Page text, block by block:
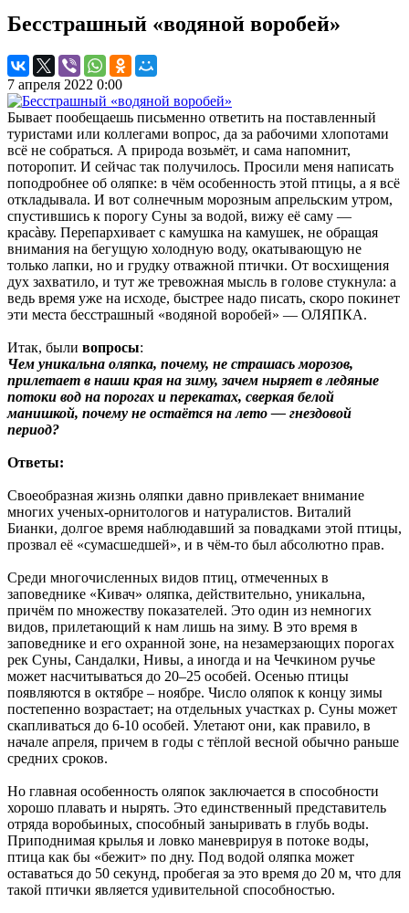
Бесстрашный «водяной воробей»
7 апреля 2022 0:00
Бывает пообещаешь письменно ответить на поставленный
туристами или коллегами вопрос, да за рабочими хлопотами
всё не собраться. А природа возьмёт, и сама напомнит,
поторопит. И сейчас так получилось. Просили меня написать
поподробнее об оляпке: в чём особенность этой птицы, а я всё
откладывала. И вот солнечным морозным апрельским утром,
спустившись к порогу Суны за водой, вижу её саму —
красàву. Перепархивает с камушка на камушек, не обращая
внимания на бегущую холодную воду, окатывающую не
только лапки, но и грудку отважной птички. От восхищения
дух захватило, и тут же тревожная мысль в голове стукнула: а
ведь время уже на исходе, быстрее надо писать, скоро покинет
эти места бесстрашный «водяной воробей» — ОЛЯПКА.
Итак, были вопросы:
Чем уникальна оляпка, почему, не страшась морозов,
прилетает в наши края на зиму, зачем ныряет в ледяные
потоки вод на порогах и перекатах, сверкая белой
манишкой, почему не остаётся на лето — гнездовой
период?
Ответы:
Своеобразная жизнь оляпки давно привлекает внимание
многих ученых-орнитологов и натуралистов. Виталий
Бианки, долгое время наблюдавший за повадками этой птицы,
прозвал её «сумасшедшей», и в чём-то был абсолютно прав.
Среди многочисленных видов птиц, отмеченных в
заповеднике «Кивач» оляпка, действительно, уникальна,
причём по множеству показателей. Это один из немногих
видов, прилетающий к нам лишь на зиму. В это время в
заповеднике и его охранной зоне, на незамерзающих порогах
рек Суны, Сандалки, Нивы, а иногда и на Чечкином ручье
может насчитываться до 20–25 особей. Осенью птицы
появляются в октябре – ноябре. Число оляпок к концу зимы
постепенно возрастает; на отдельных участках р. Суны может
скапливаться до 6-10 особей. Улетают они, как правило, в
начале апреля, причем в годы с тёплой весной обычно раньше
средних сроков.
Но главная особенность оляпок заключается в способности
хорошо плавать и нырять. Это единственный представитель
отряда воробьиных, способный заныривать в глубь воды.
Приподнимая крылья и ловко маневрируя в потоке воды,
птица как бы «бежит» по дну. Под водой оляпка может
оставаться до 50 секунд, пробегая за это время до 20 м, что для
такой птички является удивительной способностью.